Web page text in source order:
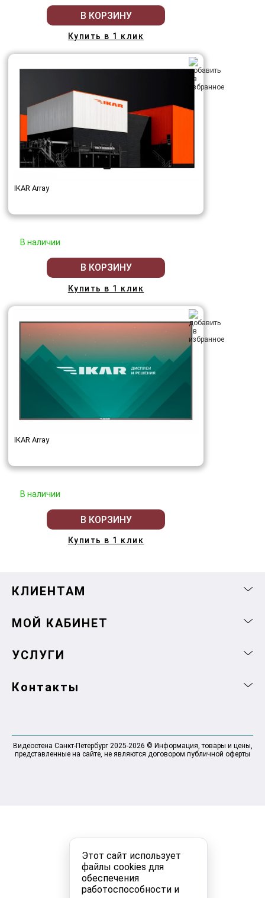
Этот сайт использует
файлы cookies для
обеспечения
работоспособности и
В КОРЗИНУ
Купить в 1 клик
IKAR Array
В наличии
В КОРЗИНУ
Купить в 1 клик
IKAR Array
В наличии
В КОРЗИНУ
Купить в 1 клик
КЛИЕНТАМ
МОЙ КАБИНЕТ
УСЛУГИ
Контакты
Видеостена Санкт-Петербург 2025-2026 © Информация, товары и цены,
представленные на сайте, не являются договором публичной оферты